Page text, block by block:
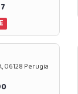
06128 Perugia